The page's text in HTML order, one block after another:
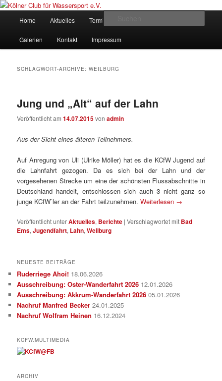
Zum
wechseln
Zum
wechselnKölner Club für Wassersport e.V.
gegründet 1907
Home Aktuelles Termine
Galerien Kontakt Impressum
SCHLAGWORT-ARCHIVE:WEILBURG
Jung und „Alt“ auf der Lahn
Veröffentlicht am14.07.2015vonadmin
Aus der Sicht eines älteren Teilnehmers.
Auf Anregung von Uli (Ulrike Möller) hat es die KCfW Jugend auf
die Lahnfahrt gezogen. Da es sich bei der Lahn und der
vorgesehenen Strecke um eine der schönsten Flussabschnitte in
Deutschland handelt, entschlossen sich auch 3 nicht ganz so
junge KCfW`ler an der Fahrt teilzunehmen.Weiterlesen →
Veröffentlicht unterAktuelles, Berichte |Verschlagwortet mit Bad
Ems,Jugendfahrt, Lahn,Weilburg
NEUESTE BEITRÄGE
Ruderriege Ahoi! 18.06.2026
Ausschreibung: Oster-Wanderfahrt 2026 12.01.2026
Ausschreibung: Akkrum-Wanderfahrt 2026 05.01.2026
Nachruf Manfred Becker 24.01.2025
Nachruf Wolfram Heinen 16.12.2024
KCFW.MULTIMEDIA
ARCHIV